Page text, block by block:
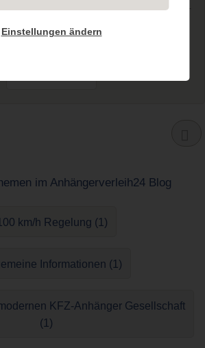
& Lkw-Anhänger ✪ Welche Lkw-
► Artikel lesen!
im Anhängerverleih24 Blog
km/h Regelung (1)
Informationen (1)
KFZ-Anhänger Gesellschaft
(1)
Einstellungen ändern